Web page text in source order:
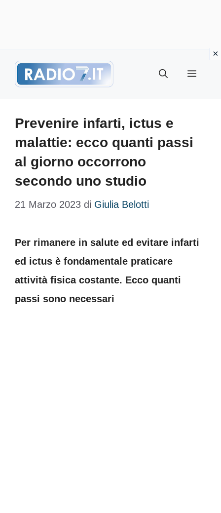
Menu
Prevenire infarti, ictus e
malattie: ecco quanti passi
al giorno occorrono
secondo uno studio
21 Marzo 2023 di Giulia Belotti
Per rimanere in salute ed evitare infarti
ed ictus è fondamentale praticare
attività fisica costante. Ecco quanti
passi sono necessari